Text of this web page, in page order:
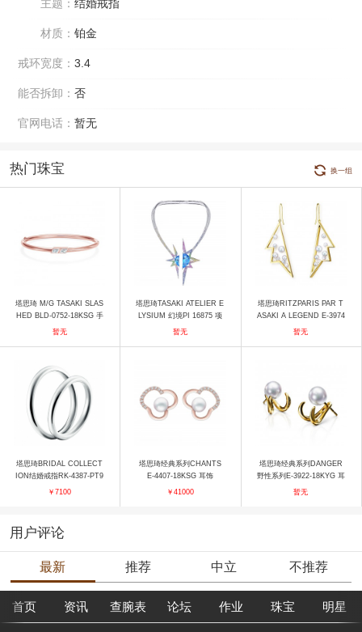
主题： 结婚戒指
材质： 铂金
戒环宽度： 3.4
能否拆卸： 否
官网电话： 暂无
热门珠宝 换一组
塔思琦 M/G TASAKI SLAS
HED BLD-0752-18KSG 手
镯
暂无
塔思琦TASAKI ATELIER E
LYSIUM 幻境PI 16875 项
链
暂无
塔思琦RITZPARIS PAR T
ASAKI A LEGEND E-3974
-18KYG 耳饰
暂无
塔思琦BRIDAL COLLECT
ION结婚戒指RK-4387-PT9
50 戒指
￥7100
塔思琦经典系列CHANTS
E-4407-18KSG 耳饰
￥41000
塔思琦经典系列DANGER
野性系列E-3922-18KYG 耳
饰
暂无
用户评论
最新 推荐 中立 不推荐
首页 资讯 查腕表 论坛 作业 珠宝 明星